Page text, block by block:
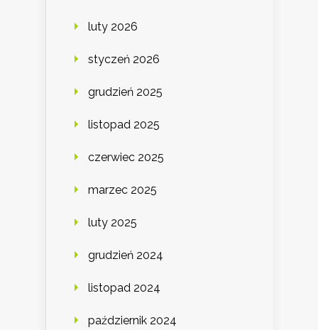
luty 2026
styczeń 2026
grudzień 2025
listopad 2025
czerwiec 2025
marzec 2025
luty 2025
grudzień 2024
listopad 2024
październik 2024